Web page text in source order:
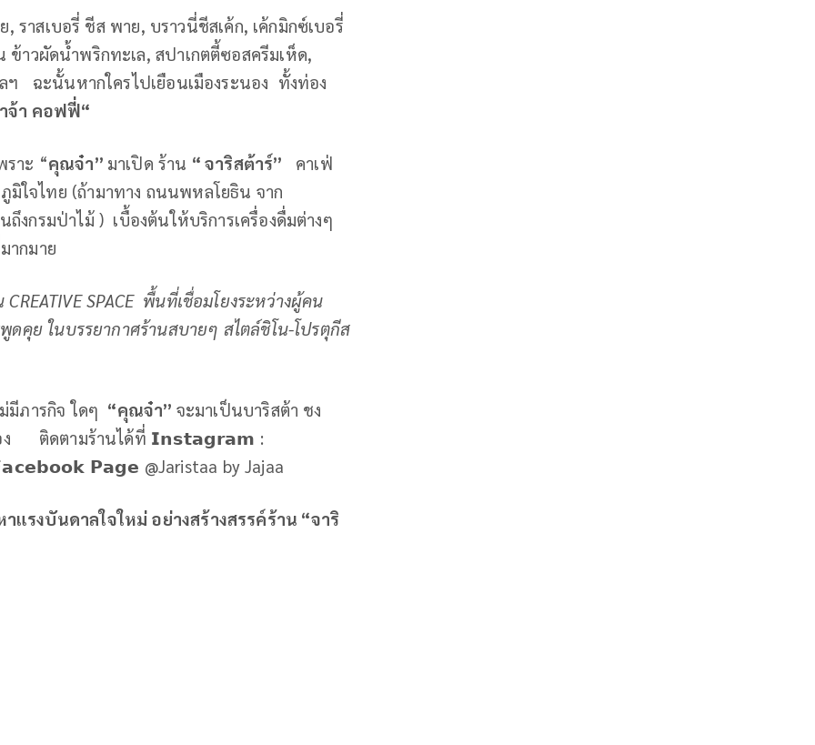
, ราสเบอรี่ ชีส พาย, บราวนี่ชีสเค้ก, เค้กมิกซ์เบอรี่
าวผัดน้ำพริกทะเล, สปาเกตตี้ซอสครีมเห็ด,
ฯ ฉะนั้นหากใครไปเยือนเมืองระนอง ทั้งท่อง
จ้า คอฟฟี่“
าะ “คุณจ๋า” มาเปิด ร้าน “ จาริสต้าร์”
คาเฟ่
มิใจไทย (ถ้ามาทาง ถนนพหลโยธิน จาก
งกรมป่าไม้ ) เบื้องต้นให้บริการเครื่องดื่มต่างๆ
ากมาย
CREATIVE SPACE พื้นที่เชื่อมโยงระหว่างผู้คน
ดคุย ในบรรยากาศร้านสบายๆ สไตล์ชิโน-โปรตุกีส
มีภารกิจ ใดๆ “คุณจ๋า” จะมาเป็นบาริสต้า ชง
อง ติดตามร้านได้ที่ 𝗜𝗻𝘀𝘁𝗮𝗴𝗿𝗮𝗺 :
𝗣𝗮𝗴𝗲 @Jaristaa by Jajaa
รงบันดาลใจใหม่ อย่างสร้างสรรค์ร้าน “จาริ